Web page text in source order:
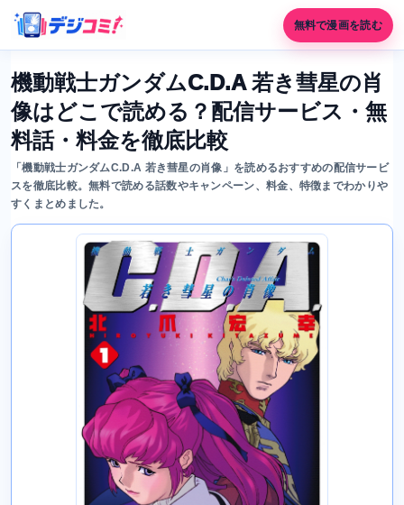
無料で漫画を読む
機動戦士ガンダムC.D.A 若き彗星の肖
像はどこで読める？配信サービス・無
料話・料金を徹底比較
「機動戦士ガンダムC.D.A 若き彗星の肖像」を読めるおすすめの配信サービ
スを徹底比較。無料で読める話数やキャンペーン、料金、特徴までわかりや
すくまとめました。